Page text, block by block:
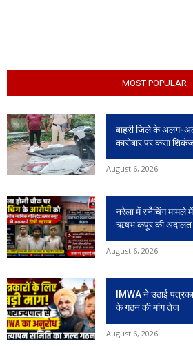
MOST POPULAR
बाहरी जिले के अलग-
कारोबार पर कसा
August 6, 2026
नरेला में स्नैचिंग मामले
ऋषभ कपूर की अदालत ने
August 6, 2026
IMWA ने उठाई
के गठन की मांग तेज
August 6, 2026